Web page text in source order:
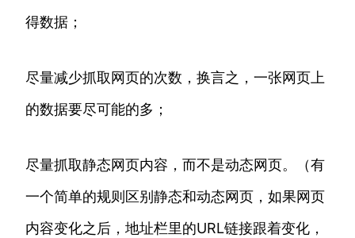
得数据；
尽量减少抓取网页的次数，换言之，一张网页上
的数据要尽可能的多；
尽量抓取静态网页内容，而不是动态网页。（有
一个简单的规则区别静态和动态网页，如果网页
内容变化之后，地址栏里的URL链接跟着变化，